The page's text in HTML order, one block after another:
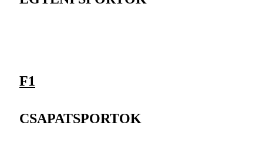
F1
CSAPATSPORTOK